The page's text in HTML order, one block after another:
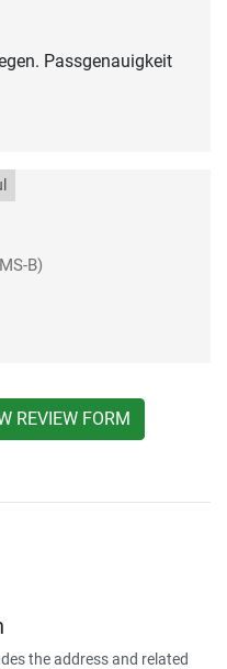
Passgenauigkeit
B)
REVIEW FORM
the address and related